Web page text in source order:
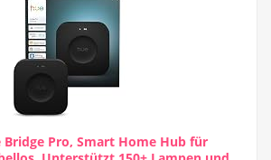
Bridge Pro, Smart Home Hub für